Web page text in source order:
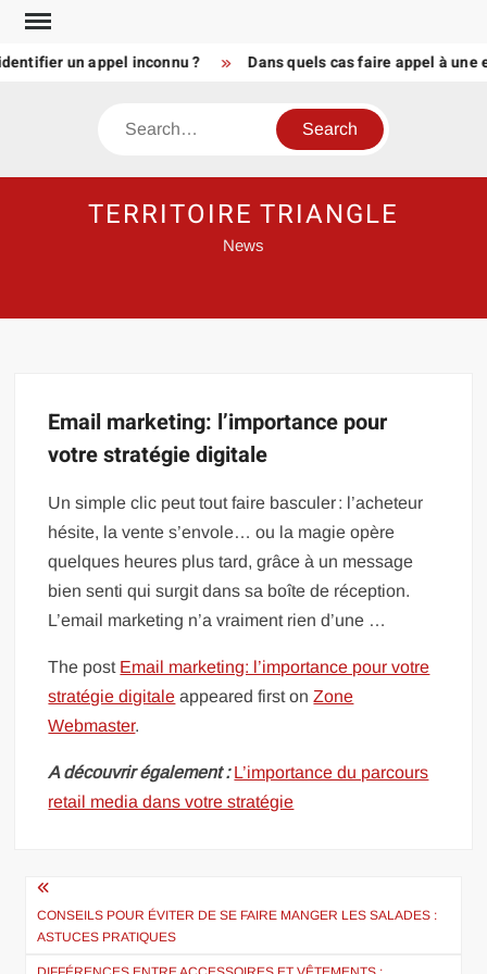
Skip
content un appel inconnu ? Dans quels cas faire appel à
Search
TERRITOIRE TRIANGLE
News
Email marketing: l’importance pour
votre stratégie digitale
Un simple clic peut tout faire basculer : l’acheteur
hésite, la vente s’envole… ou la magie opère
quelques heures plus tard, grâce à un message
bien senti qui surgit dans sa boîte de réception.
L’email marketing n’a vraiment rien d’une …
The post Email marketing: l’importance pour votre
stratégie digitale appeared first onZone
Webmaster.
A découvrir également : L’importance du parcours
retail media dans votre stratégie
Navigation
de
l’article
CONSEILS POUR ÉVITER DE SE FAIRE MANGER LES SALADES :
ASTUCES PRATIQUES